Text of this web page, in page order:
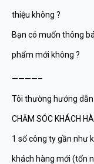
thiệu không ?
Bạn có muốn thông
phẩm mới không ?
————–
Tôi thường hướng
CHĂM SÓC KHÁCH
1 số công ty gần như
khách hàng mới (tốn